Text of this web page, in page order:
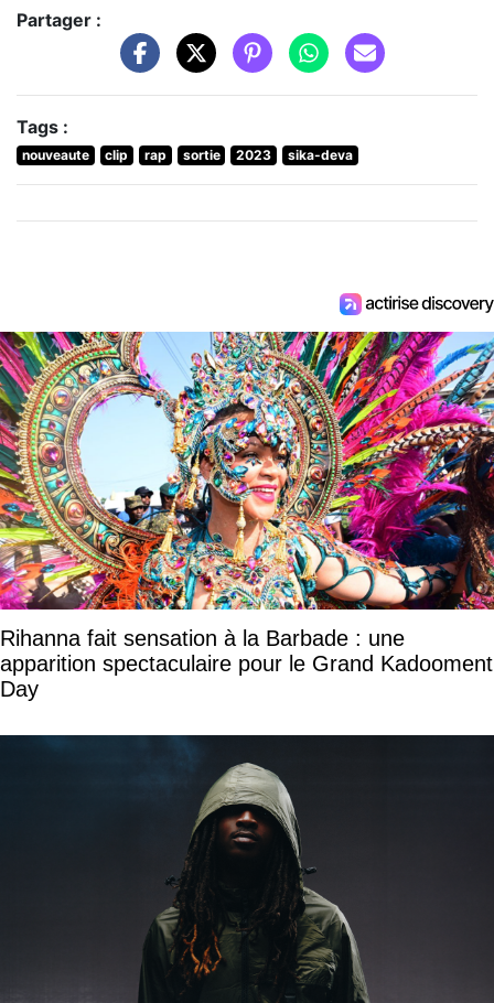
Partager :
Tags :
nouveaute clip rap sortie 2023 sika-deva
Rihanna fait sensation à la Barbade : une
apparition spectaculaire pour le Grand Kadooment
Day